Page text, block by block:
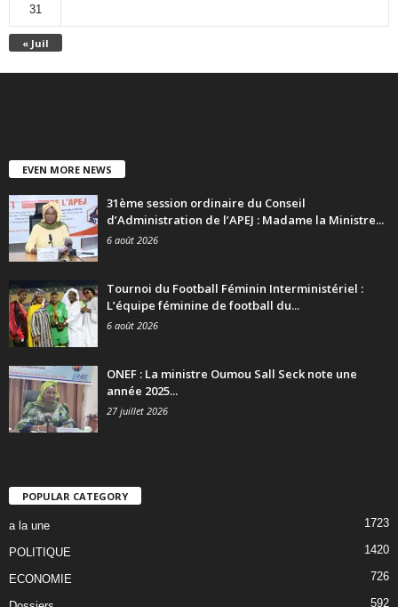
« Juil
31
EVEN MORE NEWS
31ème session ordinaire du Conseil
d’Administration de l’APEJ : Madame la Ministre...
6 août 2026
Tournoi du Football Féminin Interministériel :
L’équipe féminine de football du...
6 août 2026
ONEF : La ministre Oumou Sall Seck note une
année 2025...
27 juillet 2026
POPULAR CATEGORY
a la une 1723
POLITIQUE 1420
ECONOMIE 726
592